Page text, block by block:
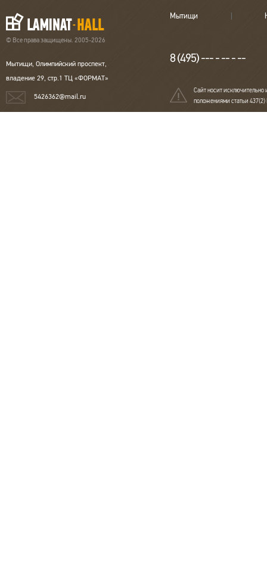
© Все права защищены. 2005-2026
Мытищи, Олимпийский проспект,
владение 29, стр.1 ТЦ «ФОРМАТ»
5426362@mail.ru
Мытищи
8 (495) --- - -- - --
Сайт носит исключительно
положениями статьи